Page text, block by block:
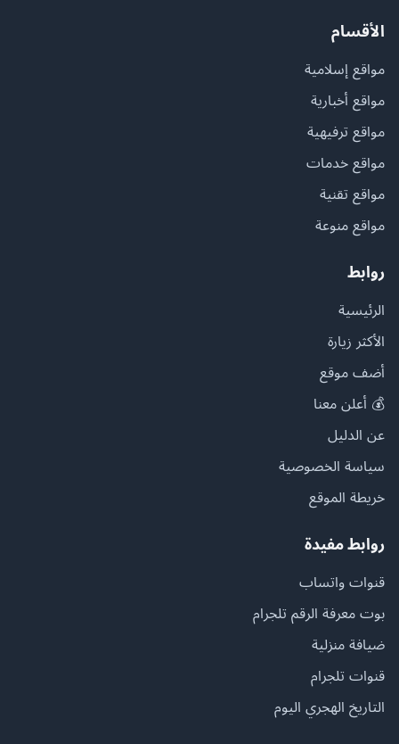
الأقسام
مواقع إسلامية
مواقع أخبارية
مواقع ترفيهية
مواقع خدمات
مواقع تقنية
مواقع منوعة
روابط
الرئيسية
الأكثر زيارة
أضف موقع
💰 أعلن معنا
عن الدليل
سياسة الخصوصية
خريطة الموقع
روابط مفيدة
قنوات واتساب
بوت معرفة الرقم تلجرام
ضيافة منزلية
قنوات تلجرام
التاريخ الهجري اليوم